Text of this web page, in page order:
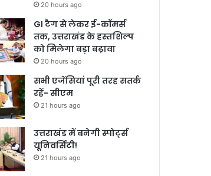
20 hours ago
GI टैग से लेकर ई-कॉमर्स
तक, उत्तराखंड के हस्तशिल्प
को मिलेगा बड़ा बढ़ावा
20 hours ago
सभी एजेंसियां पूरी तरह सतर्क
रहें- सीएम
21 hours ago
उत्तराखंड में बनेगी स्पोर्ट्स
यूनिवर्सिटी!
21 hours ago